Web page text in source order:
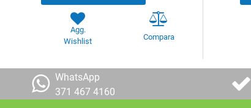
Agg.
Wishlist
Compara
WhatsApp
371 467 4160